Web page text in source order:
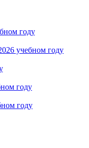
году
учебном году
году
году